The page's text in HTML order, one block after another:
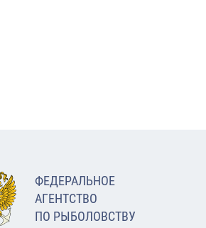
ФЕДЕРАЛЬНОЕ
АГЕНТСТВО
ПО РЫБОЛОВСТВУ